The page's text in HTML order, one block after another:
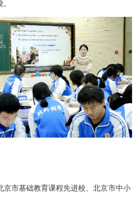
京市基础教育课程先进校、北京市中小